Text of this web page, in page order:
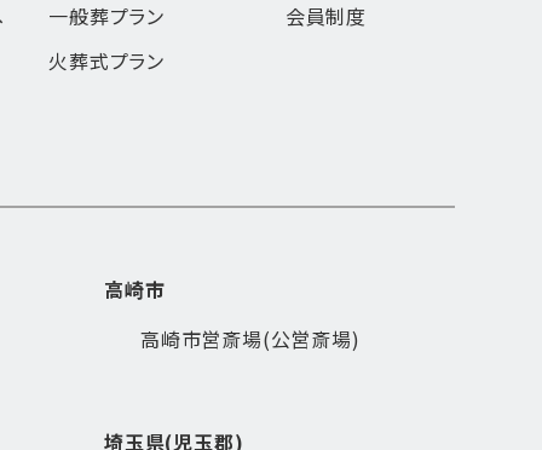
一般葬プラン
火葬式プラン
会員制度
高崎市
高崎市営斎場(公営斎場)
埼玉県(児玉郡)